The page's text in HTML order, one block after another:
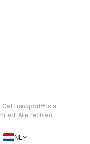
GetTransport® is a
Alle rechten
NL